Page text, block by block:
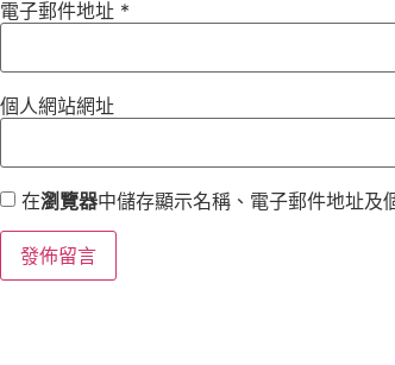
電子郵件地址 *
個人網站網址
在瀏覽器中儲存顯示名稱、電子郵件地址及